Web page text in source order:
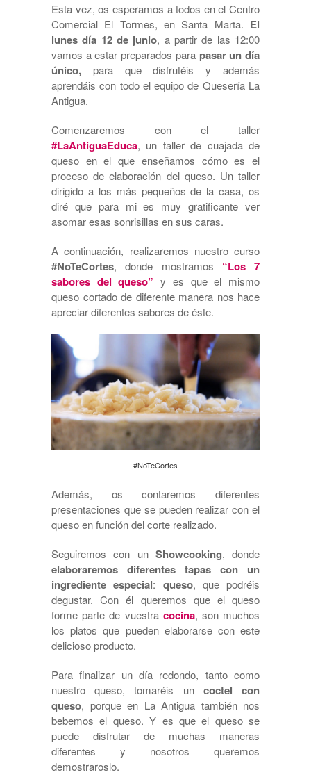
Esta vez, os esperamos a todos en el Centro
Comercial El Tormes, en Santa Marta. El
lunes día 12 de junio, a partir de las 12:00
vamos a estar preparados para pasar un día
único, para que disfrutéis y además
aprendáis con todo el equipo de Quesería La
Antigua.
Comenzaremos con el taller
#LaAntiguaEduca, un taller de cuajada de
queso en el que enseñamos cómo es el
proceso de elaboración del queso. Un taller
dirigido a los más pequeños de la casa, os
diré que para mi es muy gratificante ver
asomar esas sonrisillas en sus caras.
A continuación, realizaremos nuestro curso
#NoTeCortes, donde mostramos “Los 7
sabores del queso” y es que el mismo
queso cortado de diferente manera nos hace
apreciar diferentes sabores de éste.
#NoTeCortes
Además, os contaremos diferentes
presentaciones que se pueden realizar con el
queso en función del corte realizado.
Seguiremos con unShowcooking, donde
elaboraremos diferentes tapas con un
ingrediente especial: queso, que podréis
degustar. Con él queremos que el queso
forme parte de vuestra cocina, son muchos
los platos que pueden elaborarse con este
delicioso producto.
Para finalizar un día redondo, tanto como
nuestro queso, tomaréis un coctel con
queso, porque en La Antigua también nos
bebemos el queso. Y es que el queso se
puede disfrutar de muchas maneras
diferentes y nosotros queremos
demostraroslo.